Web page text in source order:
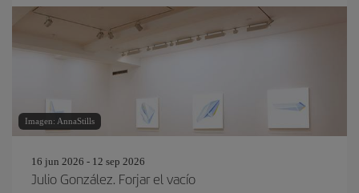
Imagen: AnnaStills
16 jun 2026 - 12 sep 2026
Julio González. Forjar el vacío